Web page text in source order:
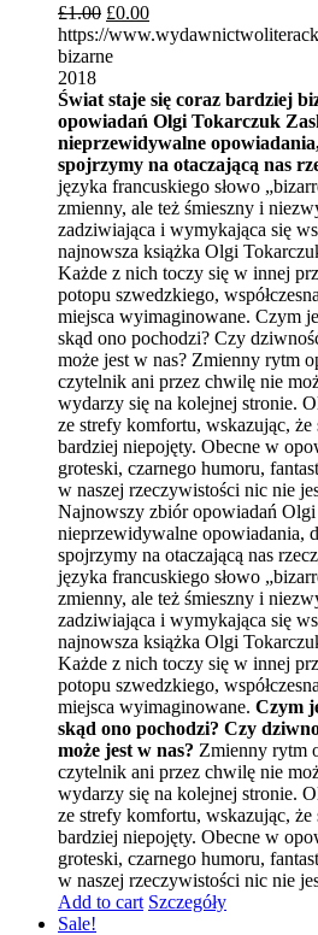
£1.00 £0.00
https://
bizarne
2018
Świat staje się coraz bardziej
opowiadań Olgi Tokarczuk
nieprzewidywalne
spojrzymy na otaczającą nas
języka francuskiego słowo
zmienny, ale też śmieszny i
zadziwiająca i wymykająca się
najnowsza książka Olgi
Każde z nich toczy się w innej
potopu szwedzkiego,
miejsca wyimaginowane. Czym
skąd ono pochodzi? Czy
może jest w nas? Zmienny rytm
czytelnik ani przez chwilę nie
wydarzy się na kolejnej stronie.
ze strefy komfortu, wskazując, że
bardziej niepojęty. Obecne w
groteski, czarnego humoru,
w naszej rzeczywistości nic nie
Najnowszy zbiór opowiadań
nieprzewidywalne opowiadania,
spojrzymy na otaczającą nas
języka francuskiego słowo
zmienny, ale też śmieszny i
zadziwiająca i wymykająca się
najnowsza książka Olgi
Każde z nich toczy się w innej
potopu szwedzkiego,
miejsca wyimaginowane. Czym
skąd ono pochodzi? Czy
może jest w nas? Zmienny rytm
czytelnik ani przez chwilę nie
wydarzy się na kolejnej stronie.
ze strefy komfortu, wskazując, że
bardziej niepojęty. Obecne w
groteski, czarnego humoru,
w naszej rzeczywistości nic nie
Add to cart Szczegóły
Sale!